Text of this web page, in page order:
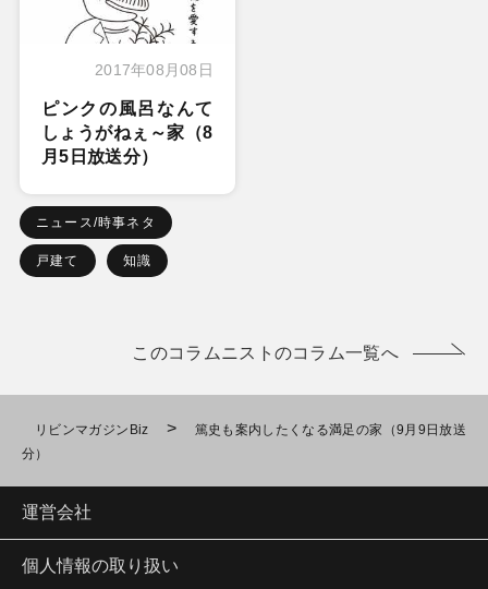
2017年08月08日
ピンクの風呂なんて
しょうがねぇ～家（8
月5日放送分）
ニュース/時事ネタ
戸建て 知識
このコラムニストのコラム一覧へ
リビンマガジンBiz >
篤史も案内したくなる満足の家（9月9日放送
分）
運営会社
個人情報の取り扱い